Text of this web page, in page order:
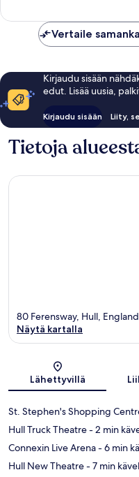
arvostelua
Vertaile
Kirjaudu sisään
edut. Lisää uusia,
Kirjaudu sisään Liity,
Tietoja
80 Ferensway, Hull,
Näytä kartalla
Lähettyvillä
St. Stephen's Shopping
Hull Truck Theatre- 2 min
Connexin Live Arena- 6 min
Hull New Theatre- 7 min